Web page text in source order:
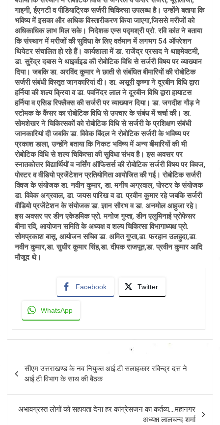
गाइनी, ईएनटी व पीडियाट्रिक सर्जरी चिकित्सा उपलब्ध है। उन्होंने बताया कि
भविष्य में इसका और अधिक विस्तारीकरण किया जाएगा,जिससे मरीजों को
अधिकाधिक लाभ मिल सके। निदेशक एम्स पद्मश्री प्रो. रवि कांत ने बताया
कि संस्थान में मरीजों की सुविधा के लिए वर्तमान में लगभग 54 ऑपरेशन
थियेटर संचालित हो रहे हैं। कार्यशाला में डा. राजेंद्र प्रसाद ने थाइमेक्टमी,
डा. सुरेंद्र दबास ने थाइर्वाइड की रोबोटिक विधि से सर्जरी विषय पर व्याख्यान
दिया। जबकि डा. अरविंद कुमार ने छाती से संबंधित बीमारियों की रोबोटिक
सर्जरी संबंधी विस्तृत जानकारियां दी। डा. असूरी कृष्णा ने दूरबीन विधि द्वारा
हर्निया की शल्य क्रिया व डा. पवनिंदर लाल ने दूरबीन विधि द्वारा हायाटस
हर्निया व एसिड रिफ्लैक्स की सर्जरी पर व्याख्यान दिया। डा. जगदीश गौड़ ने
स्टोमक के कैंसर का रोबोटिक विधि से उपचार के संबंध में चर्चा की। डा.
सोमशेखर ने चिकित्सकों को रोबोटिक विधि से सर्जरी के प्रशिक्षण संबंधी
जानकारियां दी जबकि डा. विवेक बिंदल ने रोबोटिक सर्जरी के भविष्य पर
प्रकाश डाला, उन्होंने बताया कि निकट भविष्य में अन्य बीमारियों की भी
रोबोटिक विधि से शल्य चिकित्सा की सुविधा संभव है। इस अवसर पर
स्नातकोत्तर विद्यार्थियों व नर्सिंग ऑफिसर्स की रोबोटिक सर्जरी विषय पर क्विज,
पोस्टर व वीडियो प्रजेंटेशन प्रतियोगिता आयोजित की गई। रोबोटिक सर्जरी
क्विज के संयोजक डा. नवीन कुमार, डा. मनीष अग्रवाल, पोस्टर के संयोजक
डा. विवेक अग्रवाल, डा. जयस पारिख व डा. प्रवीन कुमार रहे जबकि सर्जरी
वीडियो प्रजेंटेशन के संयोजक डा. ज्ञान सौरभ व डा. अनमोल आहुजा रहे।
इस अवसर पर डीन एकेडमिक प्रो. मनोज गुप्ता, डीन एलुमिनाई प्रोफेसर
बीना रवि, आयोजन समिति के अध्यक्ष व शल्य चिकित्सा विभागाध्यक्ष प्रो.
सोमप्रकाश बासू, आयोजन सचिव डा. अमित गुप्ता,डा. फरहान उलहुदा,डा.
नवीन कुमार,डा. सुधीर कुमार सिंह,डा. दीपक राजपूत,डा. प्रवीन कुमार आदि
मौजूद थे।
Facebook Twitter
WhatsApp
Post
navigation
सीएम उत्तराखण्ड के नव नियुक्त आई.टी सलाहकार रविन्द्र दत्त ने
आई.टी विभाग के साथ की बैठक
अभावग्रस्त लोगों को सहायता देना हर कांग्रेसजन का कर्तव्य….महानगर
अध्यक्ष लालचन्द शर्मा